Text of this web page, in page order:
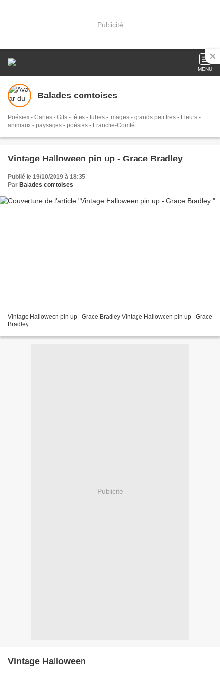
Publicité
MENU
Balades comtoises
Poésies - Cartes - Gifs - fêtes - tubes - images - grands peintres - Fleurs -
animaux - paysages - poésies - Franche-Comté
Vintage Halloween pin up - Grace Bradley
Publié le 19/10/2019 à 18:35
Par Balades comtoises
Vintage Halloween pin up - Grace Bradley Vintage Halloween pin up - Grace
Bradley
Publicité
Vintage Halloween